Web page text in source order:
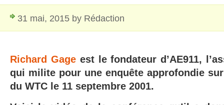
31 mai, 2015 by Rédaction
Richard Gageest le fondateur d’AE911,
qui milite pour une enquête approfondie
du WTC le 11 septembre 2001.